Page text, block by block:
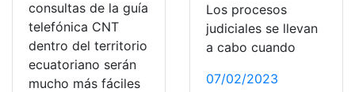
consultas de la guía
telefónica CNT
dentro del territorio
ecuatoriano serán
mucho más fáciles
Los procesos
judiciales se llevan
a cabo cuando
07/02/2023